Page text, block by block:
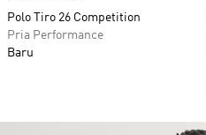
Polo Tiro 26 Competition
Pria Performance
Baru